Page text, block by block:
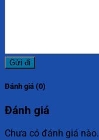
Đánh giá (0)
Đánh giá
Chưa có đánh giá nào.